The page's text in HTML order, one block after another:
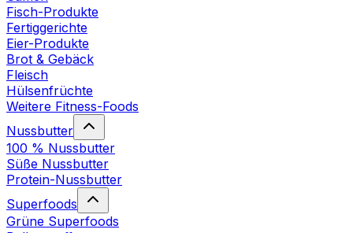
Fisch-Produkte
Fertiggerichte
Eier-Produkte
Brot & Gebäck
Fleisch
Hülsenfrüchte
Weitere Fitness-Foods
Nussbutter
100 % Nussbutter
Süße Nussbutter
Protein-Nussbutter
Superfoods
Grüne Superfoods